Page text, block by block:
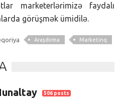
marketerlərimizə faydalı
görüşmək ümidilə.
Araşdırma Marketinq
506 posts